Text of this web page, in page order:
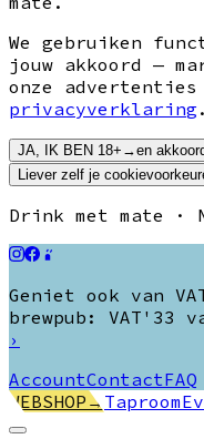
We gebruiken
jouw akkoord —
onze
privacyverklaring .
JA, IK BEN 18+ →en
Liever zelf je
Drink met mate ·
Geniet ook van
brewpub:
VAT'33
›
AccountContactFAQ
WEBSHOP → Taproom